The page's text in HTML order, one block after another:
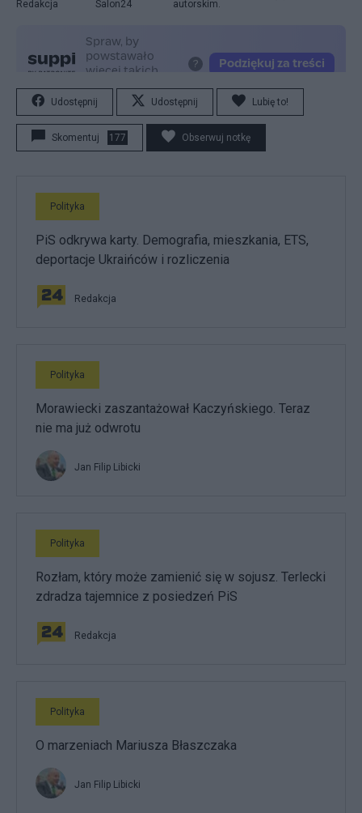
Redakcja
Salon24
autorskim.
Udostępnij Udostępnij Lubię to!
Skomentuj 177 Obserwuj notkę
Polityka
PiS odkrywa karty. Demografia, mieszkania, ETS,
deportacje Ukraińców i rozliczenia
Redakcja
Polityka
Morawiecki zaszantażował Kaczyńskiego. Teraz
nie ma już odwrotu
Jan Filip Libicki
Polityka
Rozłam, który może zamienić się w sojusz. Terlecki
zdradza tajemnice z posiedzeń PiS
Redakcja
Polityka
O marzeniach Mariusza Błaszczaka
Jan Filip Libicki